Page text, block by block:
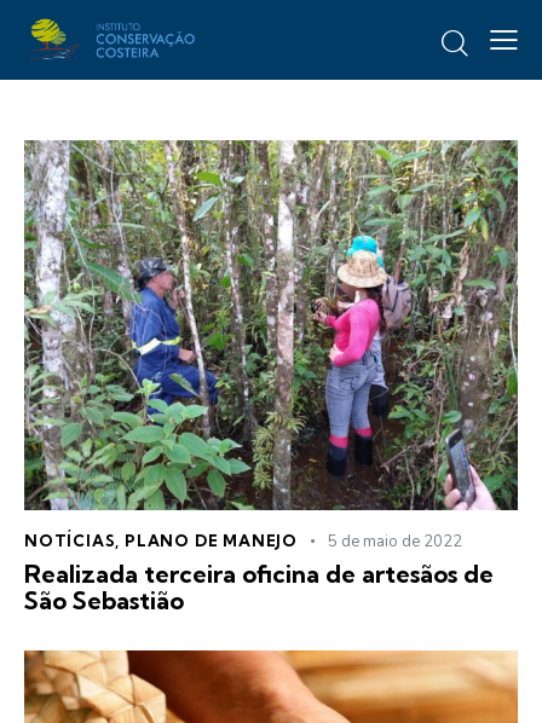
NOTÍCIAS PLANO DE MANEJO 5 de maio de 2022
Realizada terceira oficina de artesãos de
São Sebastião